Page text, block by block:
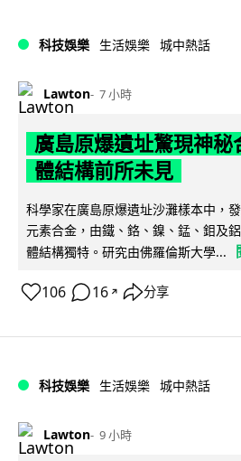
科技娛樂 生活娛樂 城中熱話
Lawton 7 小時
廣島原爆遺址驚現神秘
體結構前所未見
科學家在廣島原爆遺址沙灘樣本中，
元素合金，由鐵、鉻、鎳、錳、鉬及
體結構獨特。研究由佛羅倫斯大學...
106 16 ↗ 分享
科技娛樂 生活娛樂 城中熱話
Lawton 9 小時